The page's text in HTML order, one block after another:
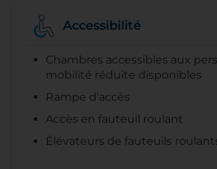
Accessibilité
Chambres accessibles aux
mobilité réduite disponibles
Rampe d'accès
Accès en fauteuil roulant
Élévateurs de fauteuils